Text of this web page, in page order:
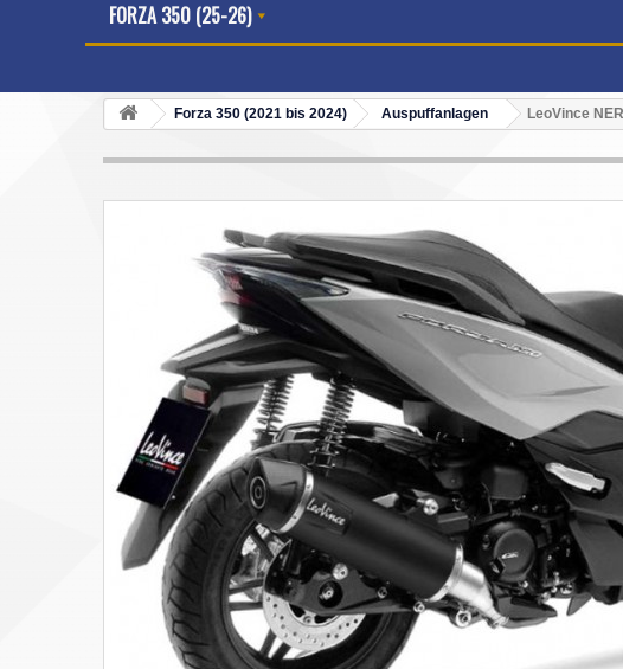
FORZA 350 (25-26)
Forza 350 (2021 bis 2024) Auspuffanlagen LeoVince